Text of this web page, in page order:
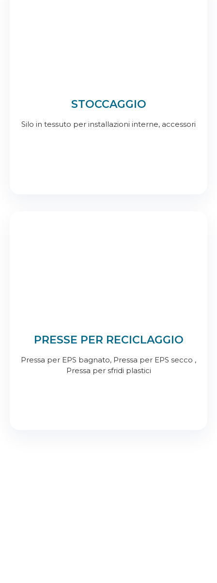
STOCCAGGIO
Silo in tessuto per installazioni interne, accessori
PRESSE PER RECICLAGGIO
Pressa per EPS bagnato, Pressa per EPS secco ,
Pressa per sfridi plastici